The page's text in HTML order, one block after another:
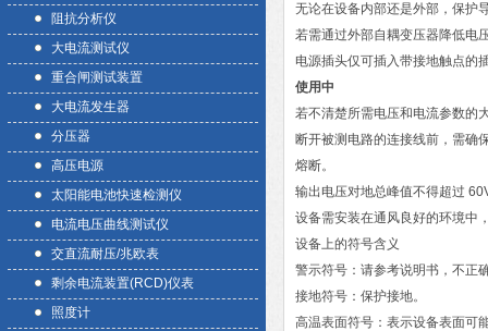
阻抗分析仪
大电流测试仪
重合闸测试装置
大电流发生器
分压器
高压电源
太阳能电池快速检测仪
电流电压曲线测试仪
交直流耐压/兆欧表
剩余电流装置(RCD)仪表
照度计
无论在设备内部还是外部，保护
若需通过外部自耦变压器降低电
电源插头仅可插入带接地触点的
使用中
若不清楚所需电压和电流参数的
断开被测电路的连接线前，需确
熔断。
输出电压对地总峰值不得超过
设备需安装在通风良好的环境中
设备上的符号含义
警示符号：请参考说明书，不正
接地符号：保护接地。
高温表面符号：表示设备表面可